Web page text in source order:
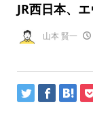
JR西日本、
山本 賢一